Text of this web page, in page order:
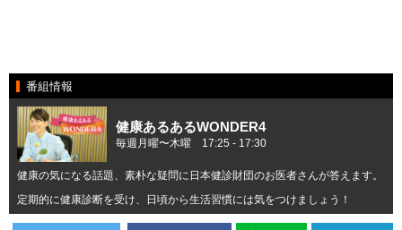
番組情報
健康あるあるWONDER4
毎週月曜〜木曜 17:25 ‐ 17:30
健康の気になる話題、素朴な疑問に日本健診財団のお医者さんが答えます。
定期的に健康診断を受け、日頃から生活習慣には気をつけましょう！